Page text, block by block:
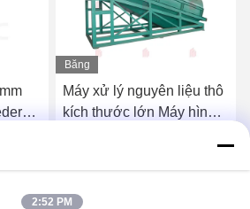
Băng
hình
Máy xử lý nguyên liệu thô
kích thước lớn Máy hình
Nói Chuyện Ngay.
2:52 PM